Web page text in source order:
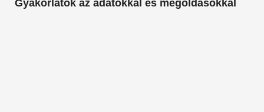
Gyakorlatok az adatokkal és megoldásokkal